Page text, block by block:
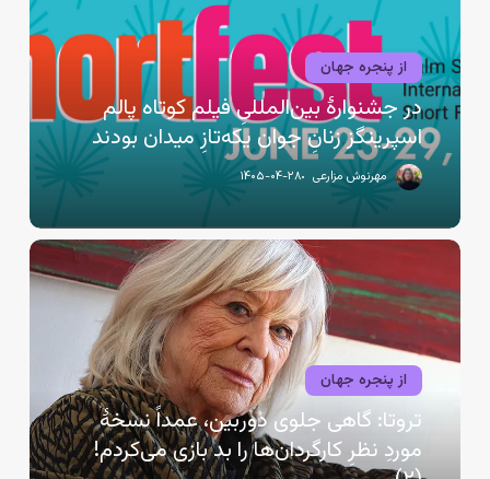
کوتاه
پالم
اسپرینگز
زنانِ
جوان
یکه‌تازِ
میدان
از پنجره جهان
در جشنوارهٔ بین‌المللیِ فیلم کوتاه پالم
اسپرینگز زنانِ جوان یکه‌تازِ میدان بودند
مهرنوش مزارعی ۱۴۰۵-۰۴-۲۸
تروتا:
جلوی
دوربین،
عمداً
کارگردان‌ها
از پنجره جهان
تروتا: گاهی جلوی دوربین، عمداً نسخهٔ
موردِ نظرِ کارگردان‌ها را بد بازی می‌کردم!